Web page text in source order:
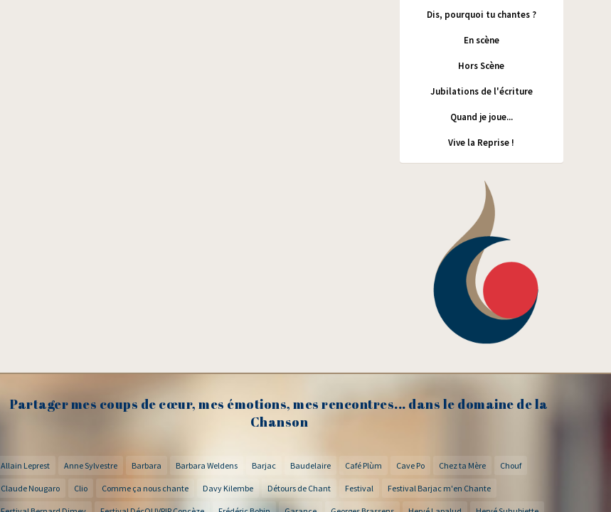
Dis, pourquoi tu chantes ?
En scène
Hors Scène
Jubilations de l'écriture
Quand je joue...
Vive la Reprise !
Partager mes coups de cœur, mes émotions, mes rencontres... dans le domaine de la
Chanson
Allain Leprest Anne Sylvestre Barbara Barbara Weldens Barjac Baudelaire Café Plùm Cave Po Chez ta Mère Chouf
Claude Nougaro Clio Comme ça nous chante Davy Kilembe Détours de Chant Festival Festival Barjac m'en Chante